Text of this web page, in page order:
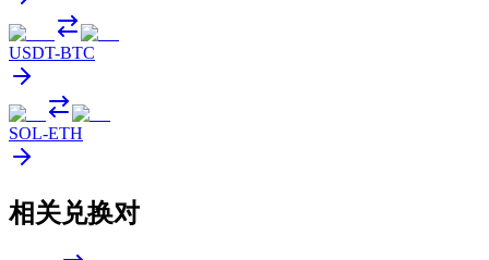
USDT-BTC
SOL-ETH
相关兑换对